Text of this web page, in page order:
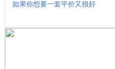
如果你想要一套平价又很好